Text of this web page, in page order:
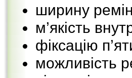
ширину
м’якість
фіксацію
можливість